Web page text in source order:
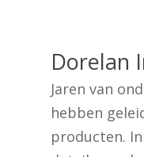
Geen
Dorelan
Jaren van
hebben
producten.